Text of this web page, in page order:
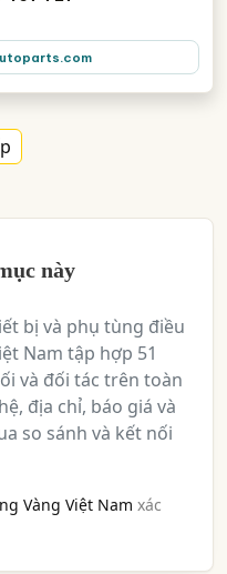
này
bị và phụ tùng điều
Nam tập hợp 51
và đối tác trên toàn
địa chỉ, báo giá và
so sánh và kết nối
Vàng Việt Nam xác